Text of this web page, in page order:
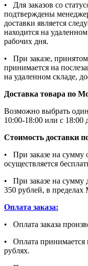
• Для заказов со
подтверждены
доставки является
находится на
рабочих дня.
• При заказе,
принимается на
на удаленном складе,
Доставка товара по
Возможно выбрать
10:00-18:00 или с 18:00
Стоимость доставки
• При заказе на сумму
осуществляется
• При заказе на сумму
350 рублей, в
Оплата заказа:
• Оплата заказа
• Оплата принимается
рублях.